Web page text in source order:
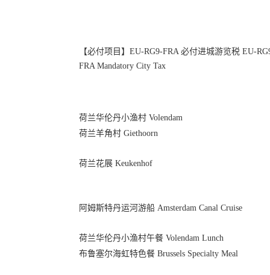
【必付项目】EU-RG9-FRA 必付进城游览税 EU-
FRA Mandatory City Tax
荷兰华伦丹小渔村 Volendam
荷兰羊角村 Giethoorn
荷兰花展 Keukenhof
阿姆斯特丹运河游船 Amsterdam Canal Cruise
荷兰华伦丹小渔村午餐 Volendam Lunch
布鲁塞尔海虹特色餐 Brussels Specialty Meal